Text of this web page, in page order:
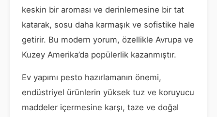
keskin bir aroması ve derinlemesine bir tat
katarak, sosu daha karmaşık ve sofistike hale
getirir. Bu modern yorum, özellikle Avrupa ve
Kuzey Amerika’da popülerlik kazanmıştır.
Ev yapımı pesto hazırlamanın önemi,
endüstriyel ürünlerin yüksek tuz ve koruyucu
maddeler içermesine karşı, taze ve doğal